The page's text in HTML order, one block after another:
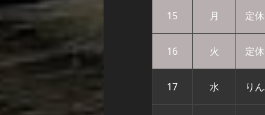
15 月 定
16 火 定
17 水 り